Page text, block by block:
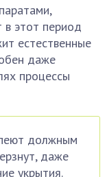
этот период
естественные
даже
процессы
должным
даже
укрытия.